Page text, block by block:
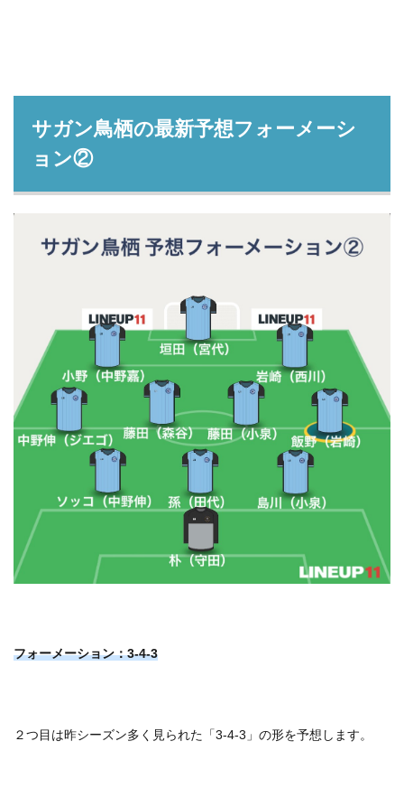
サガン鳥栖の最新予想フォーメーシ
ョン②
フォーメーション：3-4-3
２つ目は昨シーズン多く見られた「3-4-3」の形を予想します。